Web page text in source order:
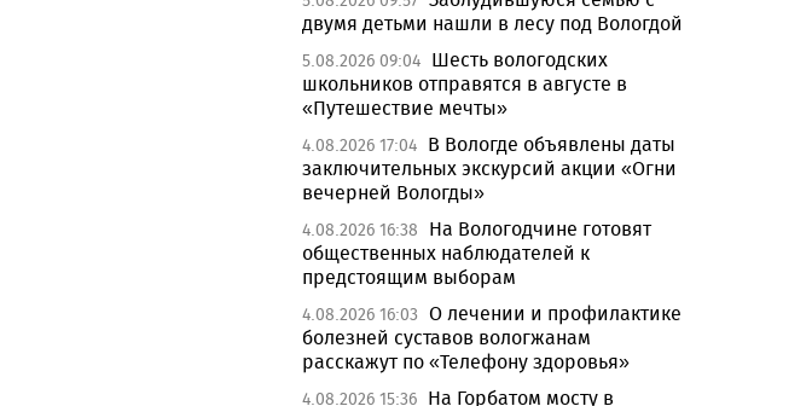
двумя детьми нашли в лесу под Вологдой
5.08.2026 09:04 Шесть вологодских
школьников отправятся в августе в
«Путешествие мечты»
4.08.2026 17:04 В Вологде объявлены даты
заключительных экскурсий акции «Огни
вечерней Вологды»
4.08.2026 16:38
На Вологодчине готовят
общественных наблюдателей к
предстоящим выборам
4.08.2026 16:03 О лечении и профилактике
болезней суставов вологжанам
расскажут по «Телефону здоровья»
4.08.2026 15:36 На Горбатом мосту в